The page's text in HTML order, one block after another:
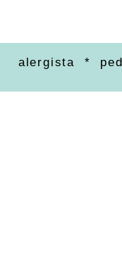
alergista *